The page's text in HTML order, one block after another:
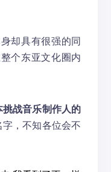
却具有很强的同
个东亚文化圈内
战音乐制作人的
字，不知各位会不